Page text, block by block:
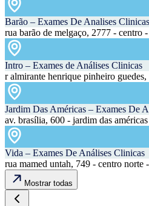
Barão – Exames De Analises Clinicas
rua barão de melgaço, 2777 - centro
Intro – Exames de Análises Clinicas
r almirante henrique pinheiro
Jardim Das Américas – Exames De
av. brasília, 600 - jardim das
Vida – Exames De Análises Clinicas
rua mamed untah, 749 - centro norte
Mostrar todas